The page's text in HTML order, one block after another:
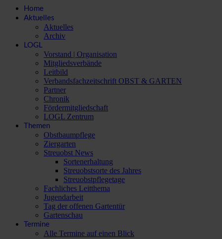
Home
Aktuelles
Aktuelles
Archiv
LOGL
Vorstand | Organisation
Mitgliedsverbände
Leitbild
Verbandsfachzeitschrift OBST & GARTEN
Partner
Chronik
Fördermitgliedschaft
LOGL Zentrum
Themen
Obstbaumpflege
Ziergarten
Streuobst News
Sortenerhaltung
Streuobstsorte des Jahres
Streuobstpflegetage
Fachliches Leitthema
Jugendarbeit
Tag der offenen Gartentür
Gartenschau
Termine
Alle Termine auf einen Blick